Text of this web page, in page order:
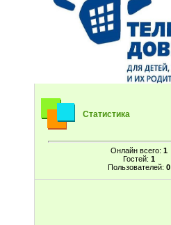
Статистика
Онлайн всего: 1
Гостей: 1
Пользователей: 0